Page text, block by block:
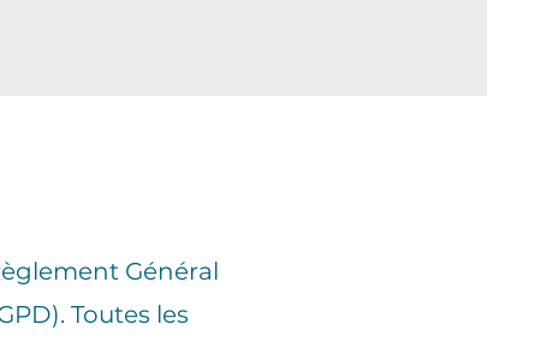
Général
Toutes les